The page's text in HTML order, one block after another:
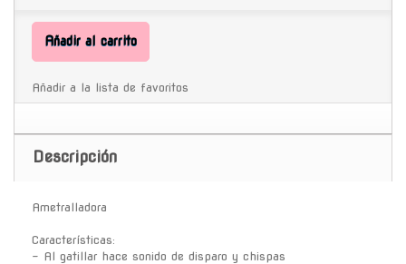
Añadir al carrito
Añadir a la lista de favoritos
Descripción
Ametralladora
Características:
- Al gatillar hace sonido de disparo y chispas